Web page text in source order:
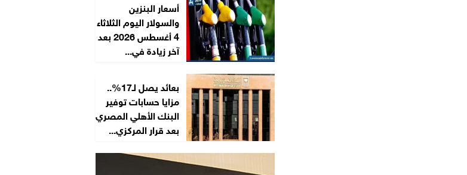
أسعار البنزين
والسولار اليوم الثلاثاء
4 أغسطس 2026 بعد
آخر زيادة في...
بعائد يصل لـ17%..
مزايا حسابات توفير
البنك الأهلي المصري
بعد قرار المركزي...